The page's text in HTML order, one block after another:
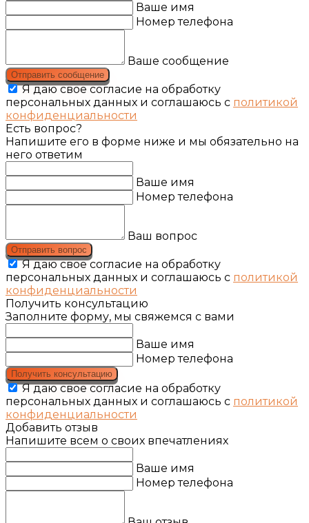
Ваше имя
Номер телефона
Ваше сообщение
Отправить сообщение
Я даю свое согласие на обработку
персональных данных и соглашаюсь с политикой
конфиденциальности
Есть вопрос?
Напишите его в форме ниже и мы обязательно на
него ответим
Ваше имя
Номер телефона
Ваш вопрос
Отправить вопрос
Я даю свое согласие на обработку
персональных данных и соглашаюсь с политикой
конфиденциальности
Получить консультацию
Заполните форму, мы свяжемся с вами
Ваше имя
Номер телефона
Получить консультацию
Я даю свое согласие на обработку
персональных данных и соглашаюсь с политикой
конфиденциальности
Добавить отзыв
Напишите всем о своих впечатлениях
Ваше имя
Номер телефона